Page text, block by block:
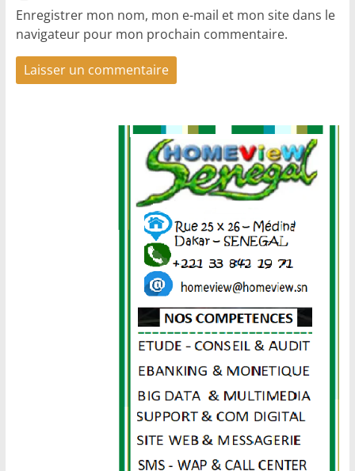
Enregistrer mon nom, mon e-mail et mon site dans le
navigateur pour mon prochain commentaire.